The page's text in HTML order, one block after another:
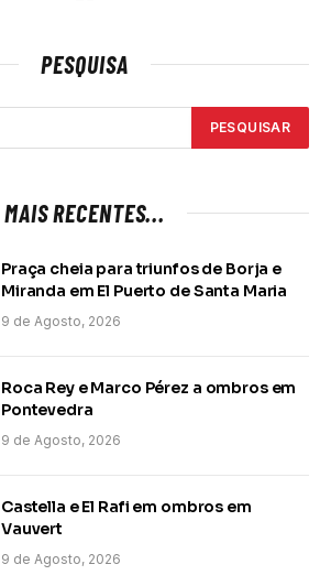
PESQUISA
MAIS RECENTES...
Praça cheia para triunfos de Borja e
Miranda em El Puerto de Santa Maria
9 de Agosto, 2026
Roca Rey e Marco Pérez a ombros em
Pontevedra
9 de Agosto, 2026
Castella e El Rafi em ombros em
Vauvert
9 de Agosto, 2026